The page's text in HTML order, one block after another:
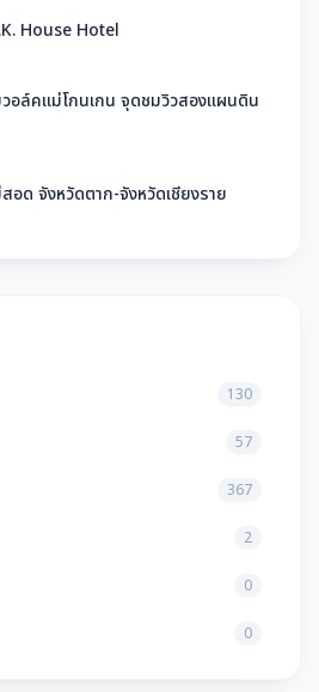
House Hotel
กน จุดชมวิวสองแผนดิน
อด จังหวัดตาก-จังหวัดเชียงราย
130
57
367
2
0
0